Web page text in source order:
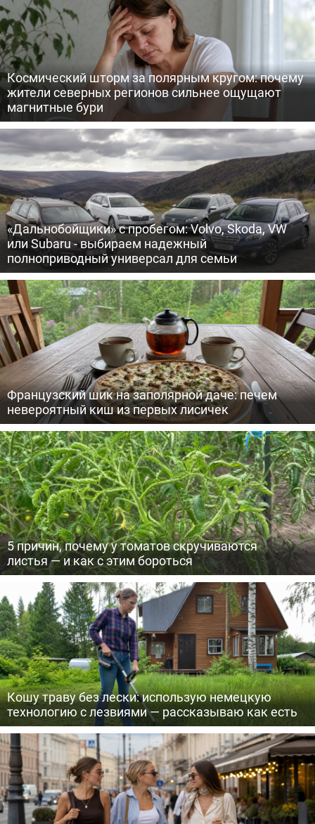
Космический шторм за полярным кругом: почему
жители северных регионов сильнее ощущают
магнитные бури
«Дальнобойщики» с пробегом: Volvo, Skoda, VW
или Subaru - выбираем надежный
полноприводный универсал для семьи
Французский шик на заполярной даче: печем
невероятный киш из первых лисичек
5 причин, почему у томатов скручиваются
листья — и как с этим бороться
Кошу траву без лески: использую немецкую
технологию с лезвиями — рассказываю как есть